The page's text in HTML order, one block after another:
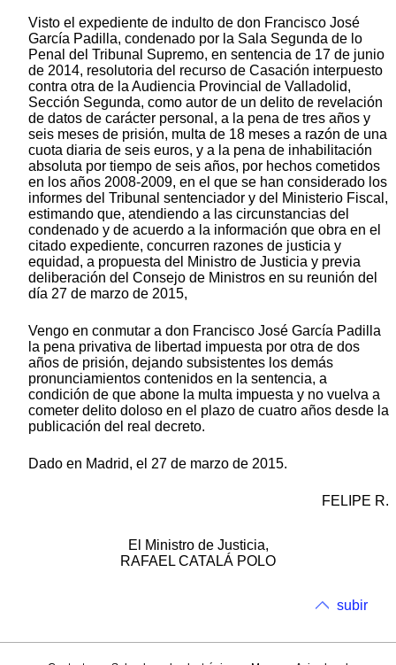
Visto el expediente de indulto de don Francisco José
García Padilla, condenado por la Sala Segunda de lo
Penal del Tribunal Supremo, en sentencia de 17 de junio
de 2014, resolutoria del recurso de Casación interpuesto
contra otra de la Audiencia Provincial de Valladolid,
Sección Segunda, como autor de un delito de revelación
de datos de carácter personal, a la pena de tres años y
seis meses de prisión, multa de 18 meses a razón de una
cuota diaria de seis euros, y a la pena de inhabilitación
absoluta por tiempo de seis años, por hechos cometidos
en los años 2008-2009, en el que se han considerado los
informes del Tribunal sentenciador y del Ministerio Fiscal,
estimando que, atendiendo a las circunstancias del
condenado y de acuerdo a la información que obra en el
citado expediente, concurren razones de justicia y
equidad, a propuesta del Ministro de Justicia y previa
deliberación del Consejo de Ministros en su reunión del
día 27 de marzo de 2015,
Vengo en conmutar a don Francisco José García Padilla
la pena privativa de libertad impuesta por otra de dos
años de prisión, dejando subsistentes los demás
pronunciamientos contenidos en la sentencia, a
condición de que abone la multa impuesta y no vuelva a
cometer delito doloso en el plazo de cuatro años desde la
publicación del real decreto.
Dado en Madrid, el 27 de marzo de 2015.
FELIPE R.
El Ministro de Justicia,
RAFAEL CATALÁ POLO
subir